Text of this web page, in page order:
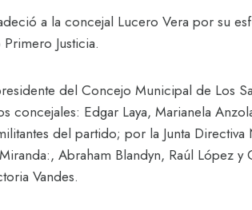
a la concejal Lucero Vera por su
Justicia.
del Concejo Municipal de Los
concejales: Edgar Laya, Marianela
del partido; por la Junta
Abraham Blandyn, Raúl López
Vandes.